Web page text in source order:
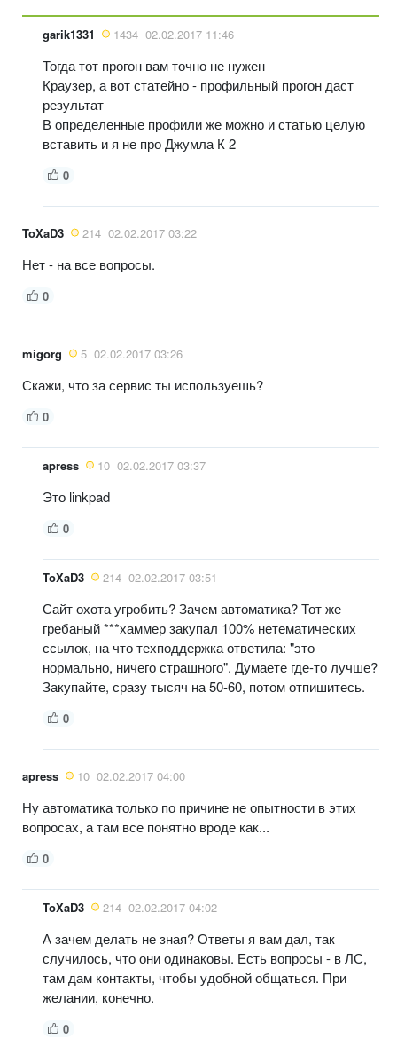
garik1331 1434 02.02.2017 11:46
Тогда тот прогон вам точно не нужен
Краузер, а вот статейно - профильный прогон даст
результат
В определенные профили же можно и статью целую
вставить и я не про Джумла К 2
0
ToXaD3 214 02.02.2017 03:22
Нет - на все вопросы.
0
migorg 5 02.02.2017 03:26
Скажи, что за сервис ты используешь?
0
apress 10 02.02.2017 03:37
Это linkpad
0
ToXaD3 214 02.02.2017 03:51
Сайт охота угробить? Зачем автоматика? Тот же
гребаный ***хаммер закупал 100% нетематических
ссылок, на что техподдержка ответила: "это
нормально, ничего страшного". Думаете где-то лучше?
Закупайте, сразу тысяч на 50-60, потом отпишитесь.
0
apress 10 02.02.2017 04:00
Ну автоматика только по причине не опытности в этих
вопросах, а там все понятно вроде как...
0
ToXaD3 214 02.02.2017 04:02
А зачем делать не зная? Ответы я вам дал, так
случилось, что они одинаковы. Есть вопросы - в ЛС,
там дам контакты, чтобы удобной общаться. При
желании, конечно.
0